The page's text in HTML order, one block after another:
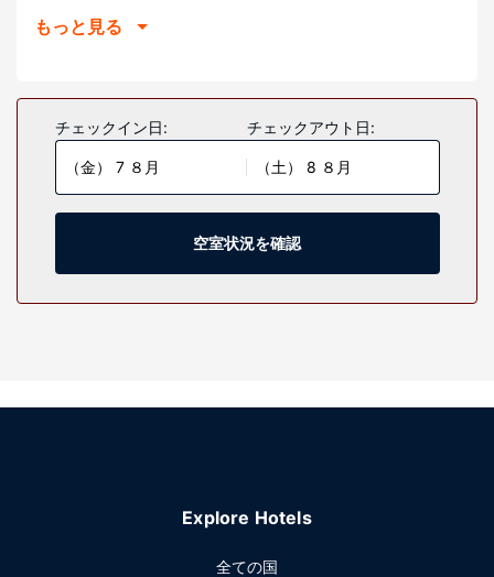
ます。
全部で 78 ある冷房完備の客室には冷蔵庫、電子レンジなど
が備わっており、ゆっくりおくつろぎいただけます。薄型テ
レビでケーブルの番組をご覧いただけるほか、WiFi (無料)な
どもご利用いただけます。バスルームには、シャワー付き浴
槽、バスアメニティ (無料)があります。デスク、コーヒー /
ティーメーカーの他に、市内通話 (無料)付きの電話をご利用
施設
フィットネスセンターなどのレクリエーション設備のほか、
ビジネスセンター、エクスプレス チェックイン、エクスプレ
もっと見る
チェックイン日:
（金） 7 ８月
チェックアウト日:
（土） 8 ８月
空室状況を確認
Explore Hotels
全ての国